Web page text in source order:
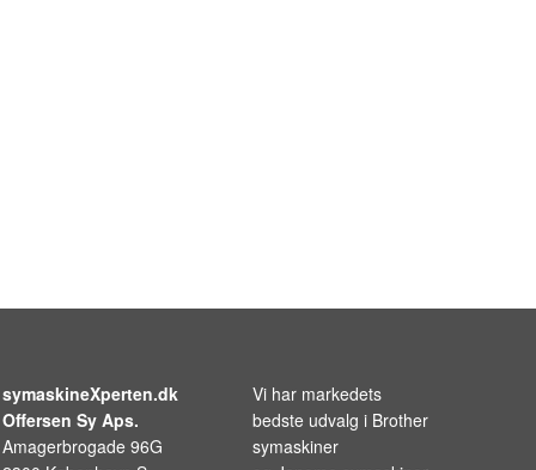
symaskineXperten.dk
Offersen Sy Aps.
Amagerbrogade 96G
Vi har markedets
bedste udvalg i Brother
symaskiner